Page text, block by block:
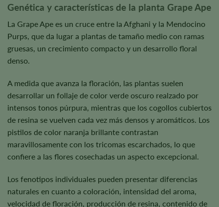
Genética y características de la planta Grape Ape
La Grape Ape es un cruce entre la Afghani y la Mendocino
Purps, que da lugar a plantas de tamaño medio con ramas
gruesas, un crecimiento compacto y un desarrollo floral
denso.
A medida que avanza la floración, las plantas suelen
desarrollar un follaje de color verde oscuro realzado por
intensos tonos púrpura, mientras que los cogollos cubiertos
de resina se vuelven cada vez más densos y aromáticos. Los
pistilos de color naranja brillante contrastan
maravillosamente con los tricomas escarchados, lo que
confiere a las flores cosechadas un aspecto excepcional.
Los fenotipos individuales pueden presentar diferencias
naturales en cuanto a coloración, intensidad del aroma,
velocidad de floración, producción de resina, contenido de